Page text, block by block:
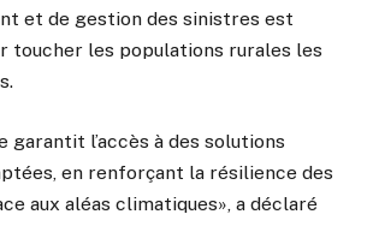
et de gestion des sinistres est
toucher les populations rurales les
garantit l’accès à des solutions
en renforçant la résilience des
aux aléas climatiques», a déclaré